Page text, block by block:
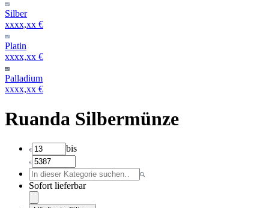
Silber
xxxx,xx €
Platin
xxxx,xx €
Palladium
xxxx,xx €
Ruanda Silbermünze
bis
Sofort lieferbar